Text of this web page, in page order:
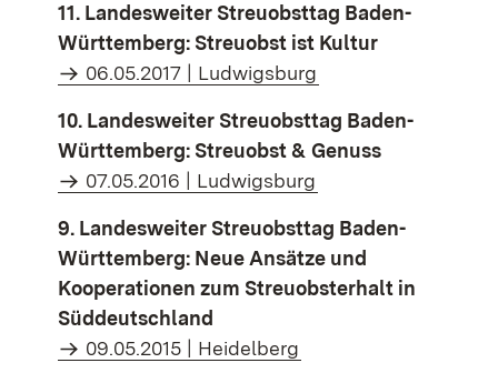
11. Landesweiter Streuobsttag Baden-
Württemberg: Streuobst ist Kultur
06.05.2017 | Ludwigsburg
10. Landesweiter Streuobsttag Baden-
Württemberg: Streuobst & Genuss
07.05.2016 | Ludwigsburg
9. Landesweiter Streuobsttag Baden-
Württemberg: Neue Ansätze und
Kooperationen zum Streuobsterhalt in
Süddeutschland
09.05.2015 | Heidelberg